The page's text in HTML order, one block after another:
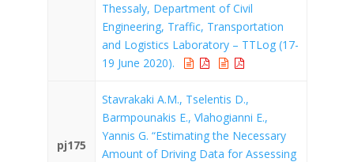
Thessaly, Department of Civil
Engineering, Traffic, Transportation
and Logistics Laboratory – TTLog (17-
19 June 2020).
pj175
Stavrakaki A.M., Tselentis D.,
Barmpounakis E., Vlahogianni E.,
Yannis G. “Estimating the Necessary
Amount of Driving Data for Assessing